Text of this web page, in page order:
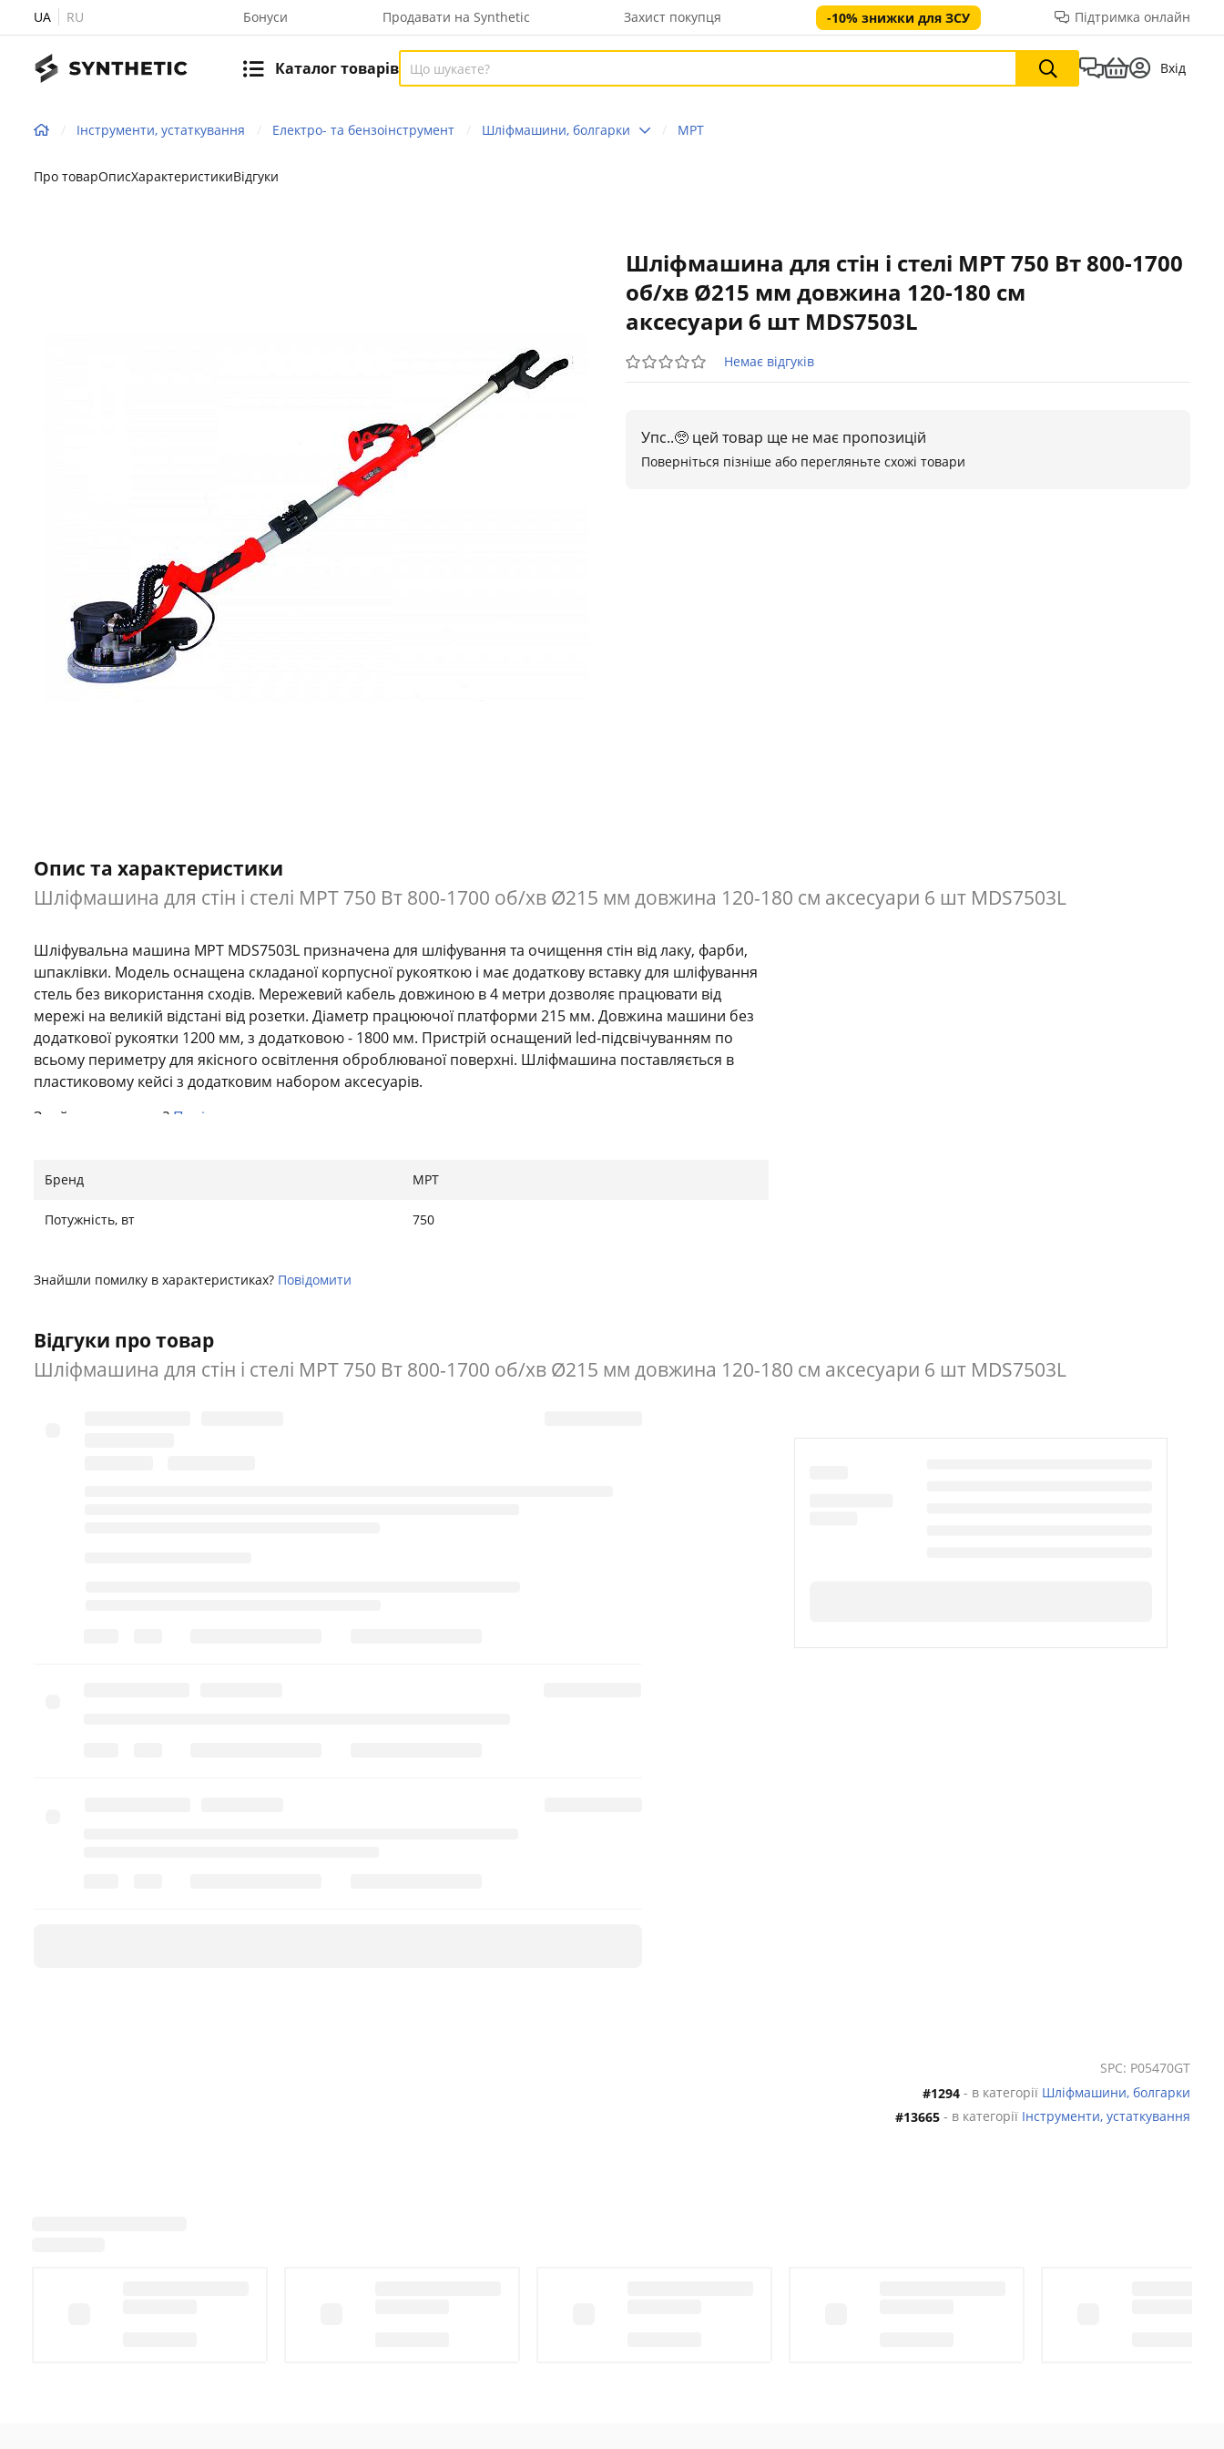
UA RU Бонуси Продавати на Synthetic Захист покупця -10% знижки для ЗСУ Підтримка онлайн
Каталог товарів Вхід
Інструменти, устаткування Електро- та бензоінструмент Шліфмашини, болгарки MPT
Про товарОписХарактеристикиВідгуки
Шліфмашина для стін і стелі MPT 750 Вт 800-1700
об/хв Ø215 мм довжина 120-180 см
аксесуари 6 шт MDS7503L
Немає відгуків
Упс..🥺 цей товар ще не має пропозицій
Поверніться пізніше або перегляньте схожі товари
Опис та характеристики
Шліфмашина для стін і стелі MPT 750 Вт 800-1700 об/хв Ø215 мм довжина 120-180 см аксесуари 6 шт MDS7503L
Шліфувальна машина MPT MDS7503L призначена для шліфування та очищення стін від лаку, фарби,
шпаклівки. Модель оснащена складаної корпусної рукояткою і має додаткову вставку для шліфування
стель без використання сходів. Мережевий кабель довжиною в 4 метри дозволяє працювати від
мережі на великій відстані від розетки. Діаметр працюючої платформи 215 мм. Довжина машини без
додаткової рукоятки 1200 мм, з додатковою - 1800 мм. Пристрій оснащений led-підсвічуванням по
всьому периметру для якісного освітлення оброблюваної поверхні. Шліфмашина поставляється в
пластиковому кейсі з додатковим набором аксесуарів.
Знайшли помилку? Повідомити
Бренд MPT
Потужність, вт 750
Знайшли помилку в характеристиках? Повідомити
Відгуки про товар
Шліфмашина для стін і стелі MPT 750 Вт 800-1700 об/хв Ø215 мм довжина 120-180 см аксесуари 6 шт MDS7503L
SPC: P05470GT
#1294 - в категорії Шліфмашини, болгарки
#13665 - в категорії Інструменти, устаткування